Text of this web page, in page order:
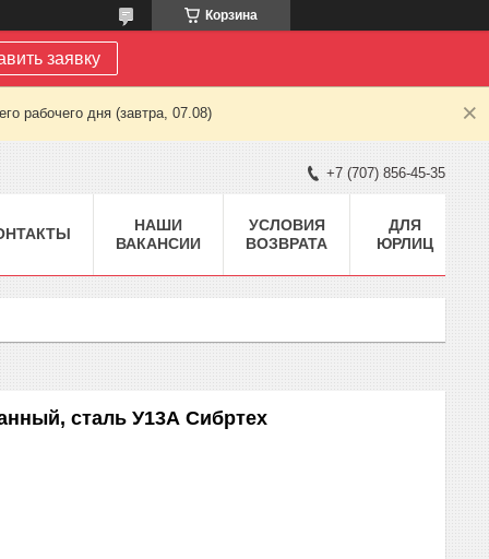
Корзина
заявку
рабочего дня (завтра, 07.08)
+7 (707) 856-45-35
НАШИ
ВАКАНСИИ
УСЛОВИЯ
ВОЗВРАТА
ДЛЯ
ЮРЛИЦ
сталь У13А Сибртех